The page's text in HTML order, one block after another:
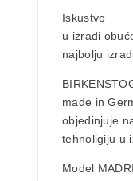
Iskustvo
u izradi
najbolju
made in
objedinjuje
tehnoligiju u
Model